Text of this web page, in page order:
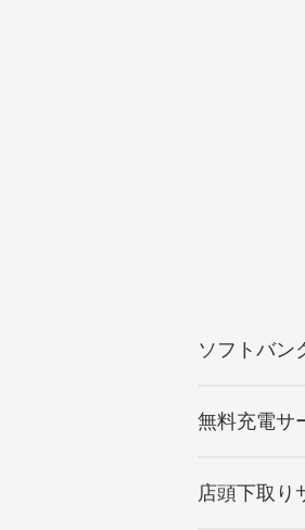
ソフトバン
無料充電サ
店頭下取り